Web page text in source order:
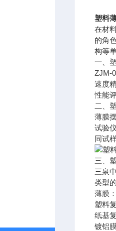
塑料
在材
的角
构等
一、
ZJM-
速度
性能
二、
薄膜
试验
同试
三、
三泉
类型
薄膜
塑料
纸基
镀铝